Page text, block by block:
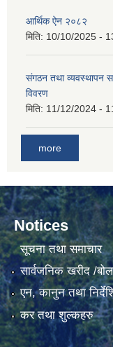
आर्थिक ऐन २०८२
मिति: 10/10/2025 -
संगठन तथा व्यवस्थापन
विवरण
मिति: 11/12/2024 -
more
Notices
सूचना तथा समाचार
सार्वजनिक खरीद /
एन, कानुन तथा
कर तथा शुल्कहरु